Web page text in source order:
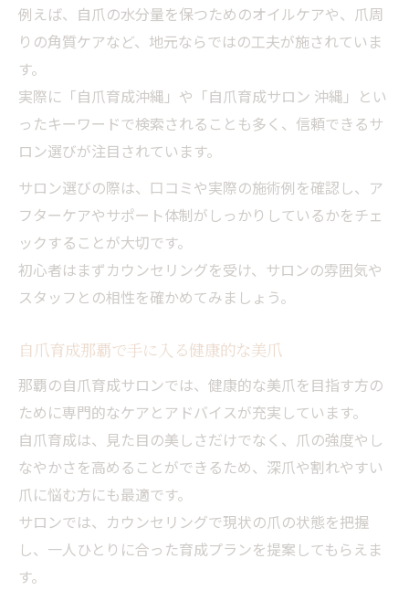
例えば、自爪の水分量を保つためのオイルケアや、爪周
りの角質ケアなど、地元ならではの工夫が施されていま
す。
実際に「自爪育成沖縄」や「自爪育成サロン 沖縄」とい
ったキーワードで検索されることも多く、信頼できるサ
ロン選びが注目されています。
サロン選びの際は、口コミや実際の施術例を確認し、ア
フターケアやサポート体制がしっかりしているかをチェ
ックすることが大切です。
初心者はまずカウンセリングを受け、サロンの雰囲気や
スタッフとの相性を確かめてみましょう。
自爪育成那覇で手に入る健康的な美爪
那覇の自爪育成サロンでは、健康的な美爪を目指す方の
ために専門的なケアとアドバイスが充実しています。
自爪育成は、見た目の美しさだけでなく、爪の強度やし
なやかさを高めることができるため、深爪や割れやすい
爪に悩む方にも最適です。
サロンでは、カウンセリングで現状の爪の状態を把握
し、一人ひとりに合った育成プランを提案してもらえま
す。